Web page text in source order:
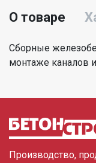
О товаре
Сборные
монтаже каналов
Производство,